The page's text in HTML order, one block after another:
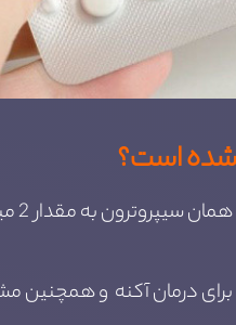
شده است؟
درمان آکنه و همچنین